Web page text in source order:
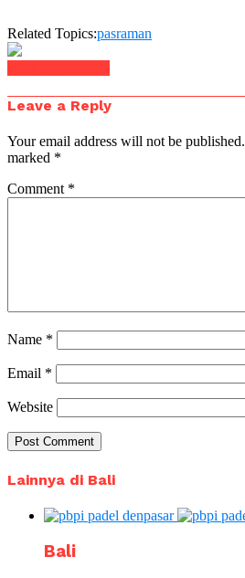
Related Topics:pasraman
Leave a Reply
Your email address will not be published.
marked *
Comment *
Name *
Email *
Website
Lainnya di Bali
Bali